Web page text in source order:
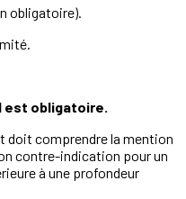
obligatoire).
obligatoire.
doit comprendre la mention
contre-indication pour un
à une profondeur